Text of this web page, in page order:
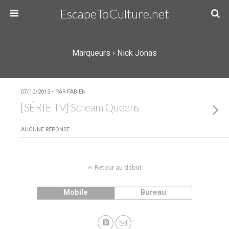
EscapeToCulture.net
Marqueurs › Nick Jonas
07/10/2015 • PAR FAB!EN
[SÉRIE TV] Scream Queens
AUCUNE RÉPONSE
Retour au début
Mobile Bureau